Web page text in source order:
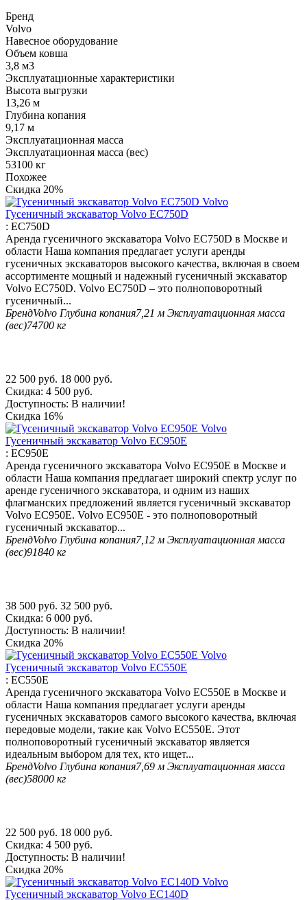
Бренд
Volvo
Навесное оборудование
Объем ковша
3,8 м3
Эксплуатационные характеристики
Высота выгрузки
13,26 м
Глубина копания
9,17 м
Эксплуатационная масса
Эксплуатационная масса (вес)
53100 кг
Похожее
Скидка 20%
Гусеничный экскаватор Volvo EC750D
: EC750D
Аренда гусеничного экскаватора Volvo EC750D в Москве и
области Наша компания предлагает услуги аренды
гусеничных экскаваторов высокого качества, включая в своем
ассортименте мощный и надежный гусеничный экскаватор
Volvo EC750D. Volvo EC750D – это полноповоротный
гусеничный...
БрендVolvo Глубина копания7,21 м Эксплуатационная масса
(вес)74700 кг
22 500 руб. 18 000 руб.
Скидка: 4 500 руб.
Доступность: В наличии!
Скидка 16%
Гусеничный экскаватор Volvo EC950E
: EC950E
Аренда гусеничного экскаватора Volvo EC950E в Москве и
области Наша компания предлагает широкий спектр услуг по
аренде гусеничного экскаватора, и одним из наших
флагманских предложений является гусеничный экскаватор
Volvo EC950E. Volvo EC950E - это полноповоротный
гусеничный экскаватор...
БрендVolvo Глубина копания7,12 м Эксплуатационная масса
(вес)91840 кг
38 500 руб. 32 500 руб.
Скидка: 6 000 руб.
Доступность: В наличии!
Скидка 20%
Гусеничный экскаватор Volvo EC550E
: EC550E
Аренда гусеничного экскаватора Volvo EC550E в Москве и
области Наша компания предлагает услуги аренды
гусеничных экскаваторов самого высокого качества, включая
передовые модели, такие как Volvo EC550E. Этот
полноповоротный гусеничный экскаватор является
идеальным выбором для тех, кто ищет...
БрендVolvo Глубина копания7,69 м Эксплуатационная масса
(вес)58000 кг
22 500 руб. 18 000 руб.
Скидка: 4 500 руб.
Доступность: В наличии!
Скидка 20%
Гусеничный экскаватор Volvo EC140D